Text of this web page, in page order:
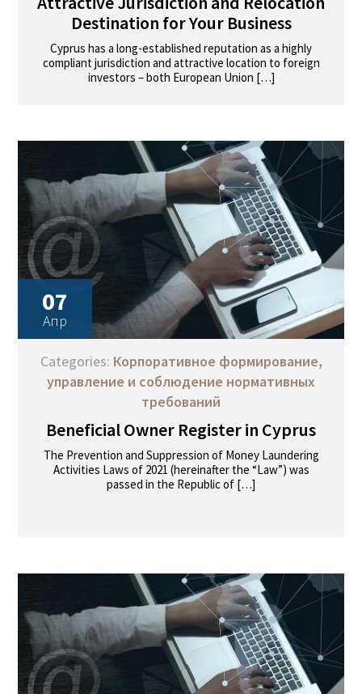
Destination for Your Business
Cyprus has a long-established reputation as a highly
compliant jurisdiction and attractive location to foreign
investors – both European Union […]
07
Апр
Categories: Корпоративное формирование,
управление и соблюдение нормативных
требований
Beneficial Owner Register in Cyprus
The Prevention and Suppression of Money Laundering
Activities Laws of 2021 (hereinafter the “Law”) was
passed in the Republic of […]